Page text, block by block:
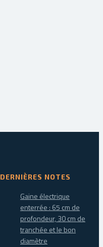
DERNIÈRES NOTES
Gaine électrique
enterrée : 65 cm de
profondeur, 30 cm de
tranchée et le bon
diamètre